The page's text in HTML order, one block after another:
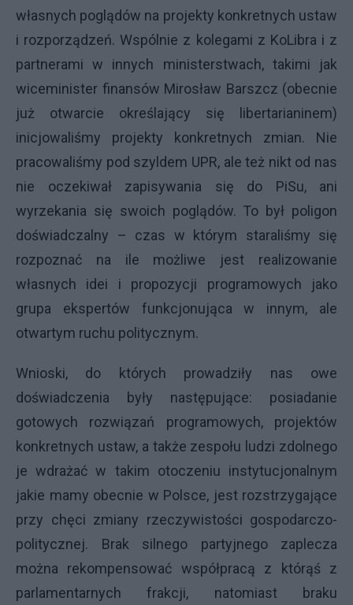
własnych poglądów na projekty konkretnych ustaw
i rozporządzeń. Wspólnie z kolegami z KoLibra i z
partnerami w innych ministerstwach, takimi jak
wiceminister finansów Mirosław Barszcz (obecnie
już otwarcie określający się libertarianinem)
inicjowaliśmy projekty konkretnych zmian. Nie
pracowaliśmy pod szyldem UPR, ale też nikt od nas
nie oczekiwał zapisywania się do PiSu, ani
wyrzekania się swoich poglądów. To był poligon
doświadczalny – czas w którym staraliśmy się
rozpoznać na ile możliwe jest realizowanie
własnych idei i propozycji programowych jako
grupa ekspertów funkcjonująca w innym, ale
otwartym ruchu politycznym.
Wnioski, do których prowadziły nas owe
doświadczenia były następujące: posiadanie
gotowych rozwiązań programowych, projektów
konkretnych ustaw, a także zespołu ludzi zdolnego
je wdrażać w takim otoczeniu instytucjonalnym
jakie mamy obecnie w Polsce, jest rozstrzygające
przy chęci zmiany rzeczywistości gospodarczo-
politycznej. Brak silnego partyjnego zaplecza
można rekompensować współpracą z którąś z
parlamentarnych frakcji, natomiast braku